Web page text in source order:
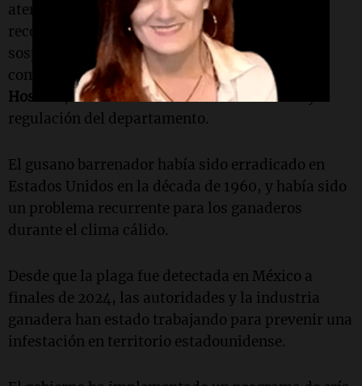
atención inmediata y, al mismo tiempo,
recolectando muestras de otros casos
sospechosos. Nuestro objetivo es erradicar
completamente esta plaga", declaró
Dudley
Hoskins
, subsecretario de comercialización y
regulación del departamento.
El gusano barrenador había sido erradicado en
Estados Unidos en la década de 1960, y había sido
un problema recurrente para los ganaderos
durante el clima cálido.
Desde que la plaga fue detectada en México a
finales de 2024, las autoridades y la industria
ganadera han estado trabajando para prevenir una
infestación en territorio estadounidense.